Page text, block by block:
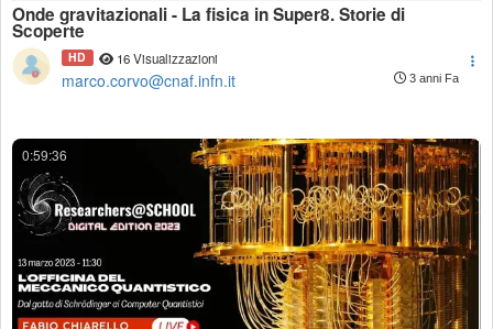
Onde gravitazionali - La fisica in Super8. Storie di
Scoperte
HD 16 Visualizzazioni
marco.corvo@cnaf.infn.it 3 anni Fa
0:59:36